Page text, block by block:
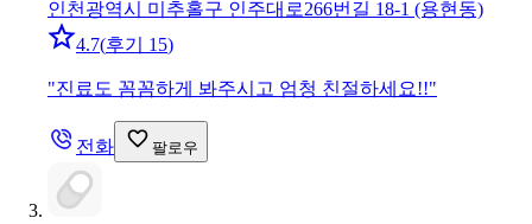
인천광역시 미추홀구 인주대로266번길 18-1 (용현동)
4.7(후기 15)
"진료도 꼼꼼하게 봐주시고 엄청 친절하세요!!"
전화 팔로우